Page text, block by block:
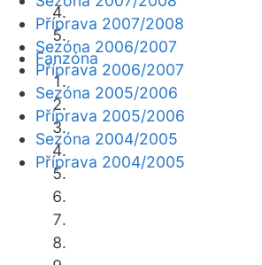
Fanzóna
Příprava 2007/2008
Sezóna 2006/2007
Příprava 2006/2007
Sezóna 2005/2006
Příprava 2005/2006
Sezóna 2004/2005
Příprava 2004/2005